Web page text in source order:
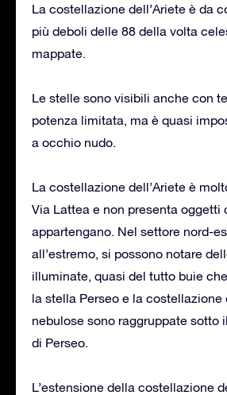
La costellazione dell’Ariete è da
più deboli delle 88 della volta
mappate.
Le stelle sono visibili anche con
potenza limitata, ma è quasi
a occhio nudo.
La costellazione dell’Ariete è
Via Lattea e non presenta oggetti
appartengano. Nel settore nord-
all’estremo, si possono notare
illuminate, quasi del tutto buie
la stella Perseo e la costellazione
nebulose sono raggruppate sotto
di Perseo.
L’estensione della costellazione